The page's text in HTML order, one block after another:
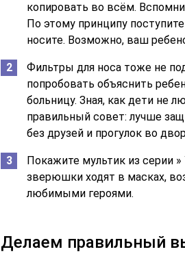
копировать во всём.
По этому принципу
носите. Возможно, ваш
Фильтры для носа тоже не
попробовать объяснить
больницу. Зная, как дети не
правильный совет: лучше
без друзей и прогулок во
Покажите мультик из серии
зверюшки ходят в масках,
любимыми героями.
Делаем правильный